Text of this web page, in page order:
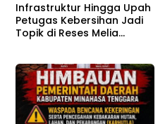
Infrastruktur Hingga Upah
Petugas Kebersihan Jadi
Topik di Reses Melia